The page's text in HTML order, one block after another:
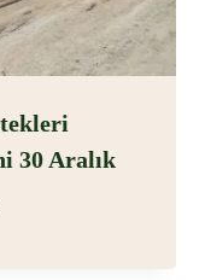
30 Aralık